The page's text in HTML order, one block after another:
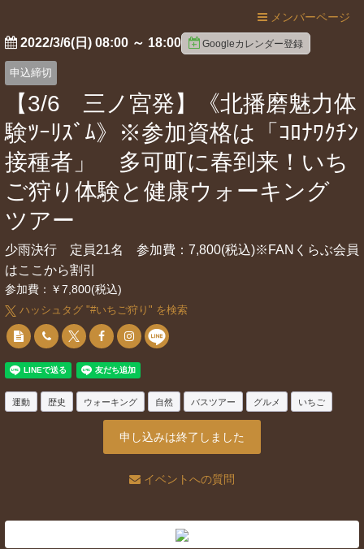
メンバーページ
2022/3/6(日) 08:00 ～ 18:00 Googleカレンダー登録
申込締切
【3/6 三ノ宮発】《北播磨魅力体
験ﾂｰﾘｽﾞﾑ》※参加資格は「ｺﾛﾅﾜｸﾁﾝ
接種者」 多可町に春到来！いち
ご狩り体験と健康ウォーキング
ツアー
少雨決行 定員21名 参加費：7,800(税込)※FANくらぶ会員
はここから割引
参加費：￥7,800(税込)
ハッシュタグ "#いちご狩り " を検索
運動 歴史 ウォーキング 自然 バスツアー グルメ いちご
申し込みは終了しました
イベントへの質問